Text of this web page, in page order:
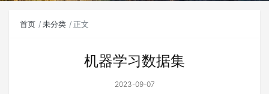
首页 未分类 正文
机器学习数据集
2023-09-07